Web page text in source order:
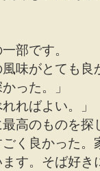
部です。
風味がとても良
った。」
ればよい。」
最高のものを探
ごく良かった
ます。そば好